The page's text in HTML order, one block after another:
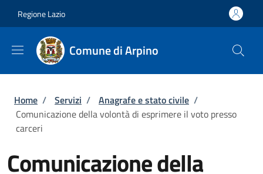
Regione Lazio
Comune di Arpino
Briciole di pane
Home / Servizi / Anagrafe e stato civile /
Comunicazione della volontà di esprimere il voto presso
carceri
Comunicazione della